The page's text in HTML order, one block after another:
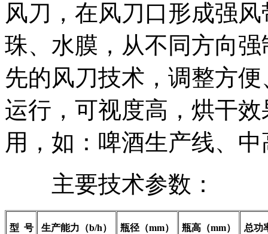
风刀，在风刀口形成强
珠、水膜，从不同方向
先的风刀技术，调整方
运行，可视度高，烘干
用，如：啤酒生产线、
主要技术参数：
型 号 生产能力（b/h） 瓶径（mm） 瓶高（mm） 总功